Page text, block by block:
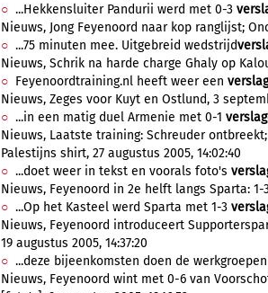
...Hekkensluiter Pandurii werd met 0-3
Nieuws, Jong Feyenoord naar kop ranglijst;
...75 minuten mee. Uitgebreid wedstrijd
Nieuws, Schrik na harde charge Ghaly op
Feyenoordtraining.nl heeft weer een verslag
Nieuws, Zeges voor Kuyt en Ostlund, 3
...in een matig duel Armenie met 0-1 verslag
Nieuws, Laatste training: Schreuder
Palestijns shirt, 27 augustus 2005, 14:02:40
...doet weer in tekst en voorals foto's
Nieuws, Feyenoord in 2e helft langs Sparta: 1-
...Op het Kasteel werd Sparta met 1-3
Nieuws, Feyenoord introduceert
19 augustus 2005, 14:37:20
...deze bijeenkomsten doen de werkgroepen
Nieuws, Feyenoord wint met 0-6 van